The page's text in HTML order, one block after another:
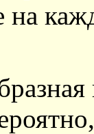
на